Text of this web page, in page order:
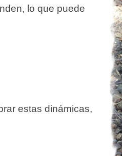
lo que puede
estas dinámicas,